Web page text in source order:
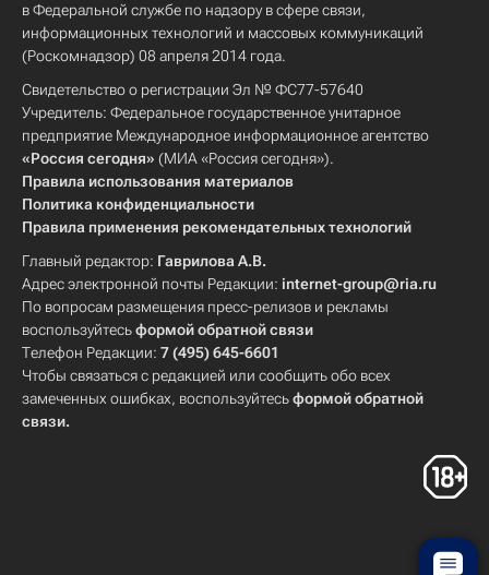
в Федеральной службе по надзору в сфере связи,
информационных технологий и массовых коммуникаций
(Роскомнадзор) 08 апреля 2014 года.
Свидетельство о регистрации Эл № ФС77-57640
Учредитель: Федеральное государственное унитарное
предприятие Международное информационное агентство
«Россия сегодня» (МИА «Россия сегодня»).
Правила использования материалов
Политика конфиденциальности
Правила применения рекомендательных технологий
Главный редактор: Гаврилова А.В.
Адрес электронной почты Редакции: internet-group@ria.ru
По вопросам размещения пресс-релизов и рекламы
воспользуйтесьформой обратной связи
Телефон Редакции: 7 (495) 645-6601
Чтобы связаться с редакцией или сообщить обо всех
замеченных ошибках, воспользуйтесьформой обратной
связи.